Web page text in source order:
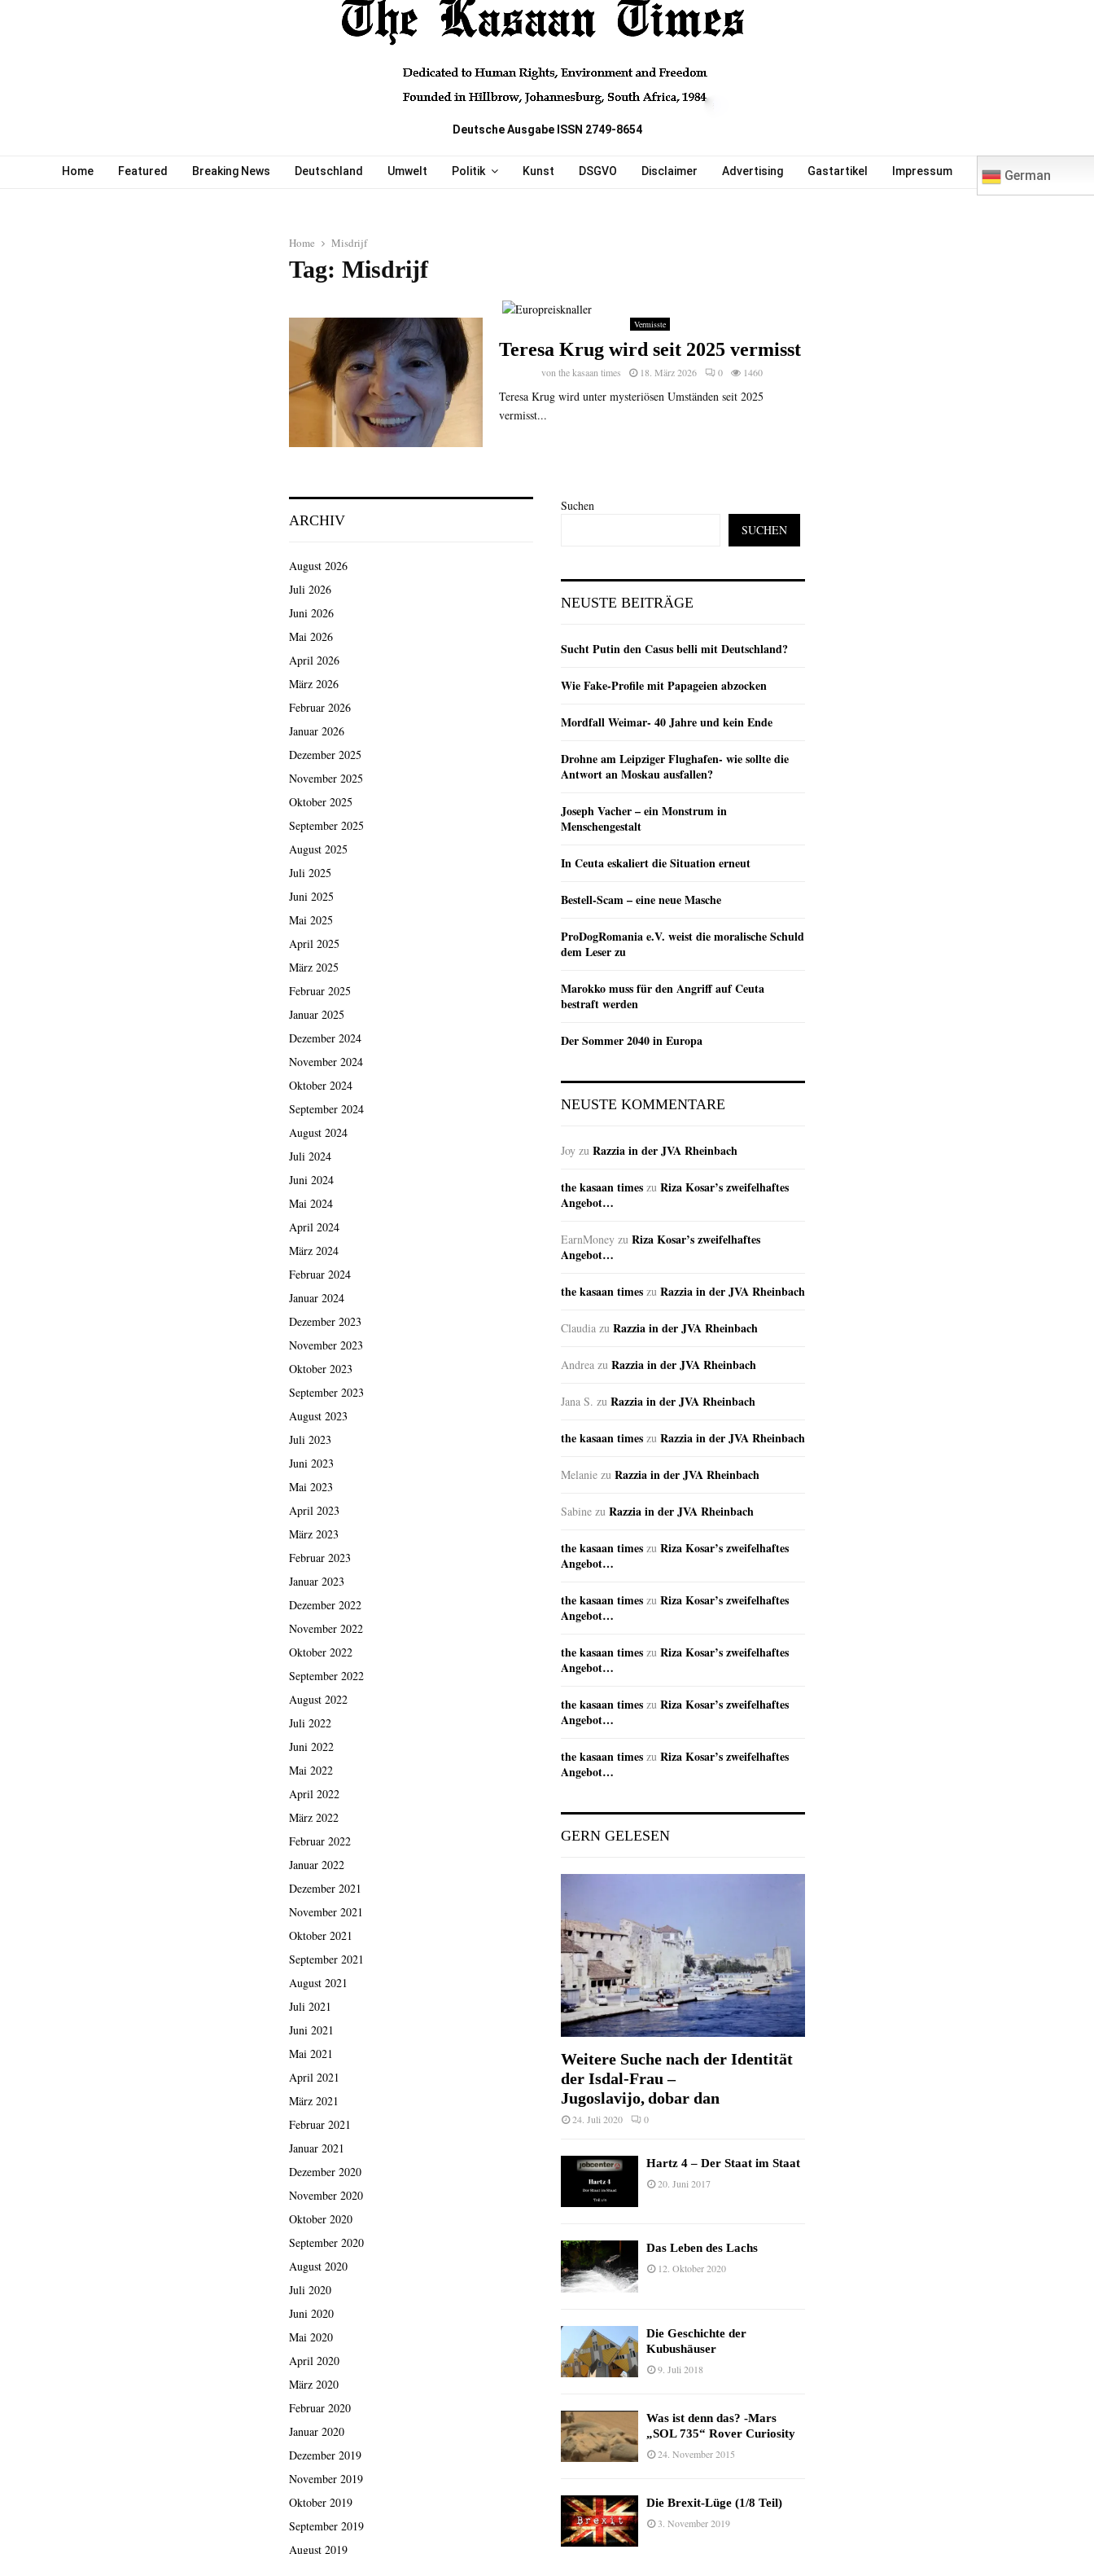
Deutsche Ausgabe ISSN 2749-8654
Home Featured Breaking News Deutschland Umwelt Politik Kunst DSGVO Disclaimer Advertising Gastartikel Impressum German
Home Misdrijf
Tag: Misdrijf
Vermisste
Teresa Krug wird seit 2025 vermisst
vonthe kasaan times 18. März 2026 0 1460
Teresa Krug wird unter mysteriösen Umständen seit 2025
vermisst...
ARCHIV
August 2026
Juli 2026
Juni 2026
Mai 2026
April 2026
März 2026
Februar 2026
Januar 2026
Dezember 2025
November 2025
Oktober 2025
September 2025
August 2025
Juli 2025
Juni 2025
Mai 2025
April 2025
März 2025
Februar 2025
Januar 2025
Dezember 2024
November 2024
Oktober 2024
September 2024
August 2024
Juli 2024
Juni 2024
Mai 2024
April 2024
März 2024
Februar 2024
Januar 2024
Dezember 2023
November 2023
Oktober 2023
September 2023
August 2023
Juli 2023
Juni 2023
Mai 2023
April 2023
März 2023
Februar 2023
Januar 2023
Dezember 2022
November 2022
Oktober 2022
September 2022
August 2022
Juli 2022
Juni 2022
Mai 2022
April 2022
März 2022
Februar 2022
Januar 2022
Dezember 2021
November 2021
Oktober 2021
September 2021
August 2021
Juli 2021
Juni 2021
Mai 2021
April 2021
März 2021
Februar 2021
Januar 2021
Dezember 2020
November 2020
Oktober 2020
September 2020
August 2020
Juli 2020
Juni 2020
Mai 2020
April 2020
März 2020
Februar 2020
Januar 2020
Dezember 2019
November 2019
Oktober 2019
September 2019
August 2019
Suchen
SUCHEN
NEUSTE BEITRÄGE
Sucht Putin den Casus belli mit Deutschland?
Wie Fake-Profile mit Papageien abzocken
Mordfall Weimar- 40 Jahre und kein Ende
Drohne am Leipziger Flughafen- wie sollte die
Antwort an Moskau ausfallen?
Joseph Vacher – ein Monstrum in
Menschengestalt
In Ceuta eskaliert die Situation erneut
Bestell-Scam – eine neue Masche
ProDogRomania e.V. weist die moralische Schuld
dem Leser zu
Marokko muss für den Angriff auf Ceuta
bestraft werden
Der Sommer 2040 in Europa
NEUSTE KOMMENTARE
Joy zu Razzia in der JVA Rheinbach
the kasaan times zu Riza Kosar’s zweifelhaftes
Angebot…
EarnMoney zu Riza Kosar’s zweifelhaftes
Angebot…
the kasaan times zu Razzia in der JVA Rheinbach
Claudia zu Razzia in der JVA Rheinbach
Andrea zu Razzia in der JVA Rheinbach
Jana S. zu Razzia in der JVA Rheinbach
the kasaan times zu Razzia in der JVA Rheinbach
Melanie zu Razzia in der JVA Rheinbach
Sabine zu Razzia in der JVA Rheinbach
the kasaan times zu Riza Kosar’s zweifelhaftes
Angebot…
the kasaan times zu Riza Kosar’s zweifelhaftes
Angebot…
the kasaan times zu Riza Kosar’s zweifelhaftes
Angebot…
the kasaan times zu Riza Kosar’s zweifelhaftes
Angebot…
the kasaan times zu Riza Kosar’s zweifelhaftes
Angebot…
GERN GELESEN
Weitere Suche nach der Identität
der Isdal-Frau –
Jugoslavijo, dobar dan
24. Juli 2020 0
Hartz 4 – Der Staat im Staat
20. Juni 2017
Das Leben des Lachs
12. Oktober 2020
Die Geschichte der
Kubushäuser
9. Juli 2018
Was ist denn das? -Mars
„SOL 735“ Rover Curiosity
24. November 2015
Die Brexit-Lüge (1/8 Teil)
3. November 2019